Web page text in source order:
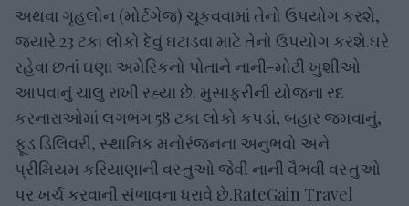
અથવા ગૃહલોન (મોર્ટગેજ) ચૂકવવામાં તેનો ઉપયોગ કરશે,
જ્યારે 23 ટકા લોકો દેવું ઘટાડવા માટે તેનો ઉપયોગ કરશે.ઘરે
રહેવા છતાં ઘણા અમેરિકનો પોતાને નાની-મોટી ખુશીઓ
આપવાનું ચાલુ રાખી રહ્યા છે. મુસાફરીની યોજના રદ
કરનારાઓમાં લગભગ 58 ટકા લોકો કપડાં, બહાર જમવાનું,
ફૂડ ડિલિવરી, સ્થાનિક મનોરંજનના અનુભવો અને
પ્રીમિયમ કરિયાણાની વસ્તુઓ જેવી નાની વૈભવી વસ્તુઓ
પર ખર્ચ કરવાની સંભાવના ધરાવે છે.RateGain Travel